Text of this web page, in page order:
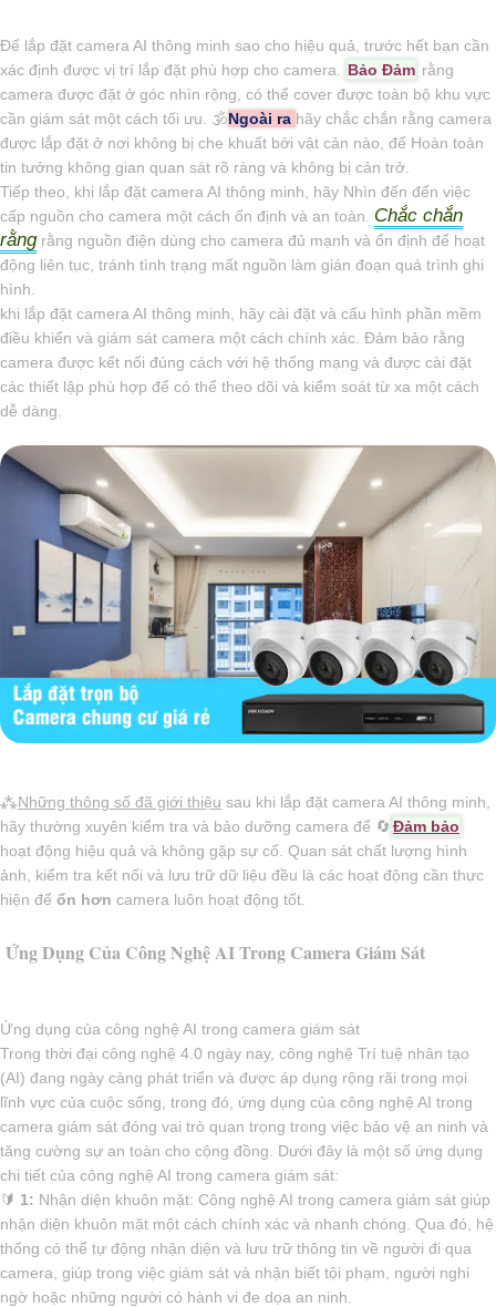
Để lắp đặt camera AI thông minh sao cho hiệu quả, trước hết bạn cần
xác định được vị trí lắp đặt phù hợp cho camera.
Bảo Đảm rằng
camera được đặt ở góc nhìn rộng, có thể cover được toàn bộ khu vực
cần giám sát một cách tối ưu. 🕉️Ngoài ra hãy chắc chắn rằng camera
được lắp đặt ở nơi không bị che khuất bởi vật cản nào, để Hoàn toàn
tin tưởng không gian quan sát rõ ràng và không bị cản trở.
Tiếp theo, khi lắp đặt camera AI thông minh, hãy Nhìn đến đến việc
cấp nguồn cho camera một cách ổn định và an toàn. Chắc chắn
rằngrằng nguồn điện dùng cho camera đủ mạnh và ổn định để hoạt
động liên tục, tránh tình trạng mất nguồn làm gián đoạn quá trình ghi
hình.
khi lắp đặt camera AI thông minh, hãy cài đặt và cấu hình phần mềm
điều khiển và giám sát camera một cách chính xác. Đảm bảo rằng
camera được kết nối đúng cách với hệ thống mạng và được cài đặt
các thiết lập phù hợp để có thể theo dõi và kiểm soát từ xa một cách
dễ dàng.
⁂Những thông số đã giới thiệu sau khi lắp đặt camera AI thông minh,
hãy thường xuyên kiểm tra và bảo dưỡng camera để 🔄 Đảm bảo
hoạt động hiệu quả và không gặp sự cố. Quan sát chất lượng hình
ảnh, kiểm tra kết nối và lưu trữ dữ liệu đều là các hoạt động cần thực
hiện để ổn hơn camera luôn hoạt động tốt.
Ứng Dụng Của Công Nghệ AI Trong Camera Giám Sát
Ứng dụng của công nghệ AI trong camera giám sát
Trong thời đại công nghệ 4.0 ngày nay, công nghệ Trí tuệ nhân tạo
(AI) đang ngày càng phát triển và được áp dụng rộng rãi trong mọi
lĩnh vực của cuộc sống, trong đó, ứng dụng của công nghệ AI trong
camera giám sát đóng vai trò quan trọng trong việc bảo vệ an ninh và
tăng cường sự an toàn cho cộng đồng. Dưới đây là một số ứng dụng
chi tiết của công nghệ AI trong camera giám sát:
🔰 1: Nhận diện khuôn mặt: Công nghệ AI trong camera giám sát giúp
nhận diện khuôn mặt một cách chính xác và nhanh chóng. Qua đó, hệ
thống có thể tự động nhận diện và lưu trữ thông tin về người đi qua
camera, giúp trong việc giám sát và nhận biết tội phạm, người nghi
ngờ hoặc những người có hành vi đe dọa an ninh.